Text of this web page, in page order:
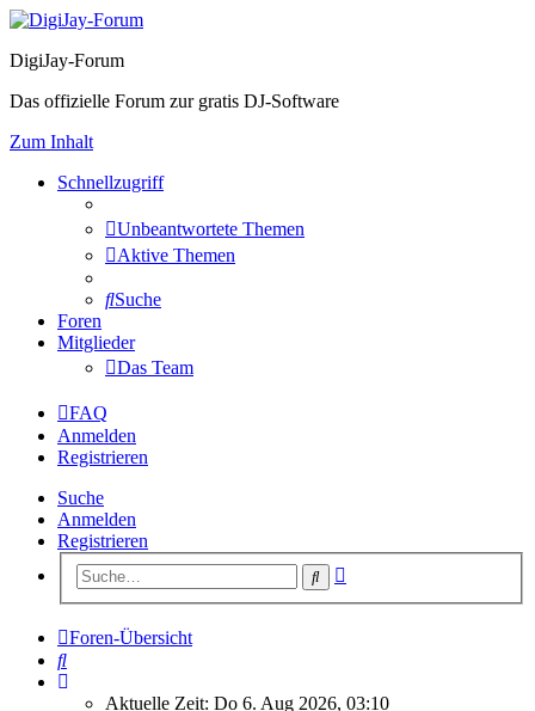
DigiJay-Forum
Das offizielle Forum zur gratis DJ-Software
Zum Inhalt
Schnellzugriff
Unbeantwortete Themen
Aktive Themen
Suche
Foren
Mitglieder
Das Team
FAQ
Anmelden
Registrieren
Suche
Anmelden
Registrieren
Suche
Foren-Übersicht
Suche
Aktuelle Zeit: Do 6. Aug 2026, 03:10